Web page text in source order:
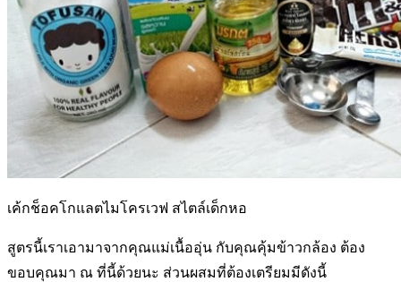
เค้กช็อคโกแลตไมโครเวฟ สไตล์เด็กหอ
สูตรนี้เราเอามาจากคุณแม่เนื้ออุ่น กับคุณคุ้มข้าวกล้อง ต้อง
ขอบคุณมา ณ ที่นี้ด้วยนะ ส่วนผสมที่ต้องเตรียมมีดังนี้